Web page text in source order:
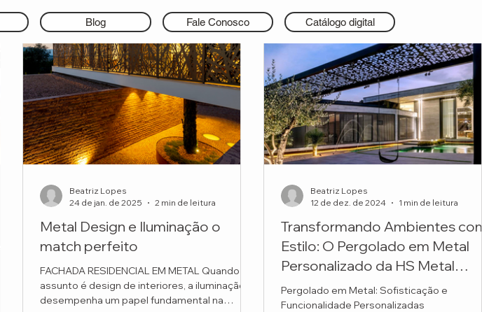
Blog Fale Conosco Catálogo digital
Metal Design e Iluminação o
match perfeito
FACHADA RESIDENCIAL EM METAL Quando o
assunto é design de interiores, a iluminação
desempenha um papel fundamental na
Beatriz Lopes
24 de jan. de 2025
2 min de leitura
Transformando Ambientes
Estilo: O Pergolado em Metal
Personalizado da HS Metal
Design para a Maq Arquitetura
Pergolado em Metal: Sofisticação e
Funcionalidade Personalizadas
Beatriz Lopes
12 de dez. de 2024
1 min de leitura